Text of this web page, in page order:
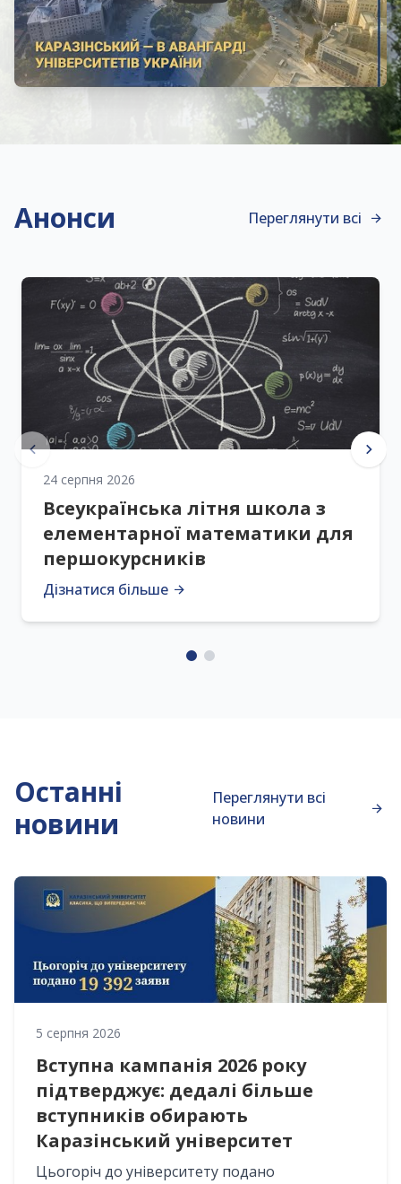
Анонси Переглянути всі
24 серпня 2026
Всеукраїнська літня школа з
елементарної математики для
першокурсників
Дізнатися більше
Останні
новини
Переглянути всі
новини
5 серпня 2026
Вступна кампанія 2026 року
підтверджує: дедалі більше
вступників обирають
Каразінський університет
Цьогоріч до університету подано